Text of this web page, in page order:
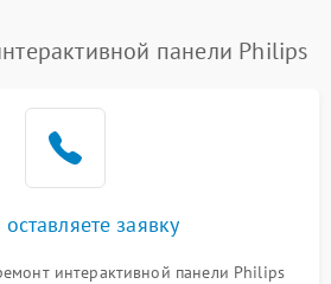
панели Philips
заявку
интерактивной панели Philips